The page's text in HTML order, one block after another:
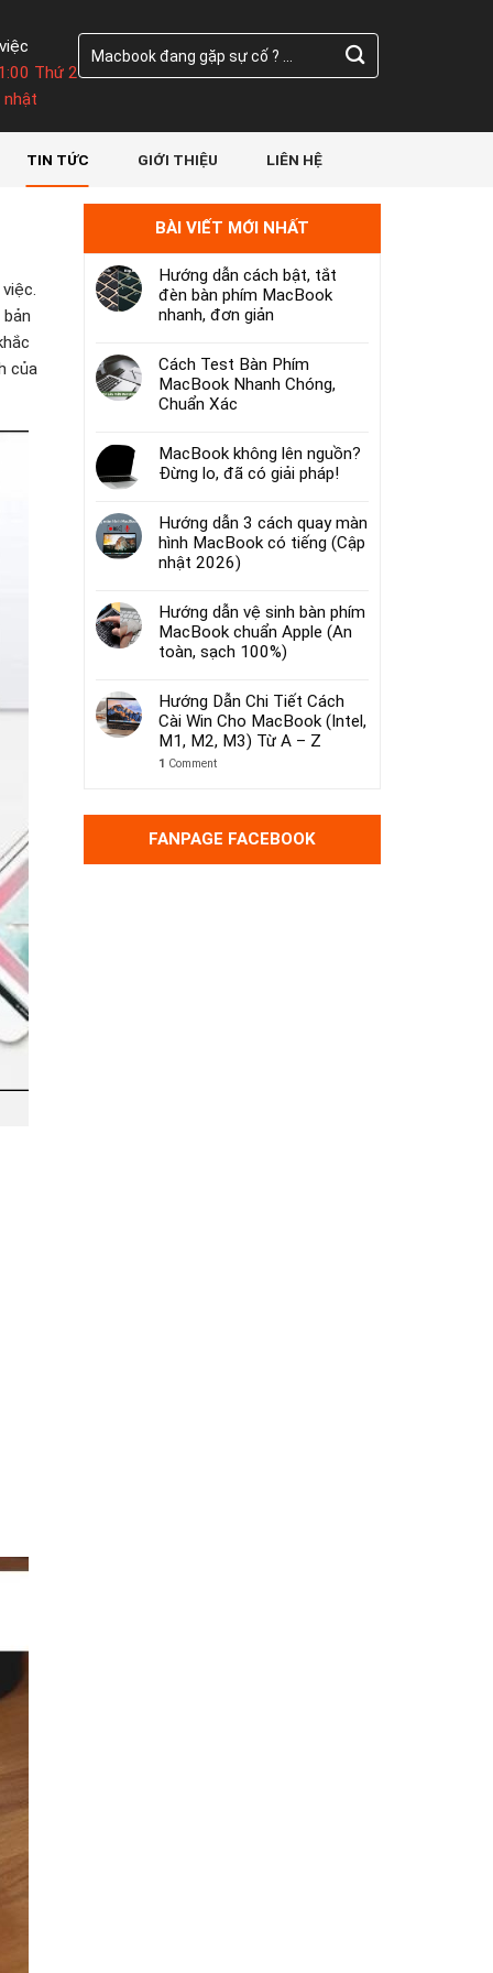
Thứ 2
nhật
Tìm
kiếm:
TIN TỨC GIỚI THIỆU LIÊN HỆ
của
BÀI VIẾT MỚI NHẤT
Hướng dẫn cách bật, tắt
đèn bàn phím MacBook
nhanh, đơn giản
Cách Test Bàn Phím
MacBook Nhanh Chóng,
Chuẩn Xác
MacBook không lên nguồn?
Đừng lo, đã có giải pháp!
Hướng dẫn 3 cách quay màn
hình MacBook có tiếng (Cập
nhật 2026)
Hướng dẫn vệ sinh bàn phím
MacBook chuẩn Apple (An
toàn, sạch 100%)
Hướng Dẫn Chi Tiết Cách
Cài Win Cho MacBook (Intel,
M1, M2, M3) Từ A – Z
1 Comment
FANPAGE FACEBOOK